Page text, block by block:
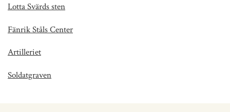
Lotta Svärds sten
Fänrik Ståls Center
Artilleriet
Soldatgraven